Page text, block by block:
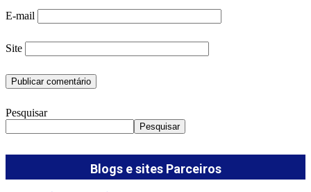
E-mail
Site
Pesquisar
Pesquisar
Blogs e sites Parceiros